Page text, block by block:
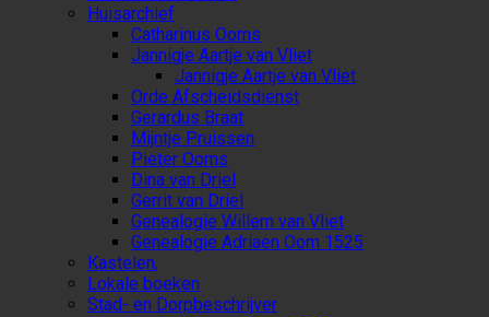
Huisarchief
Catharinus Ooms
Jannigje Aartje van Vliet
Jannigje Aartje van Vliet
Orde Afscheidsdienst
Gerardus Braat
Mijntje Pruissen
Pieter Ooms
Dina van Driel
Gerrit van Driel
Genealogie Willem van Vliet
Genealogie Adriaen Oom 1525
Kastelen,
Lokale boeken
Stad- en Dorpbeschrijver